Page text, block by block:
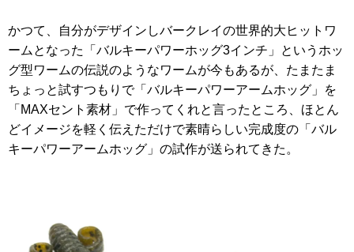
かつて、自分がデザインしバークレイの世界的大ヒットワ
ームとなった「バルキーパワーホッグ3インチ」というホッ
グ型ワームの伝説のようなワームが今もあるが、たまたま
ちょっと試すつもりで「バルキーパワーアームホッグ」を
「MAXセント素材」で作ってくれと言ったところ、ほとん
どイメージを軽く伝えただけで素晴らしい完成度の「バル
キーパワーアームホッグ」の試作が送られてきた。